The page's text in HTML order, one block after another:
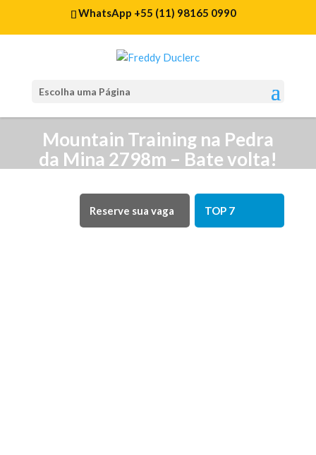
WhatsApp +55 (11) 98165 0990
Escolha uma Página
Mountain Training na Pedra
da Mina 2798m – Bate volta!
Reserve sua vaga TOP 7